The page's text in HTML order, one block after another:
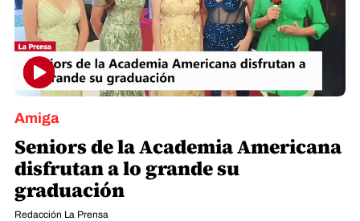
Amiga
Seniors de la Academia Americana
disfrutan a lo grande su
graduación
Redacción La Prensa